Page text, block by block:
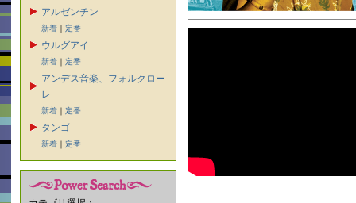
アルゼンチン
新着 ｜ 定番
ウルグアイ
新着 ｜ 定番
アンデス音楽、フォルクロー
レ
新着 ｜ 定番
タンゴ
新着 ｜ 定番